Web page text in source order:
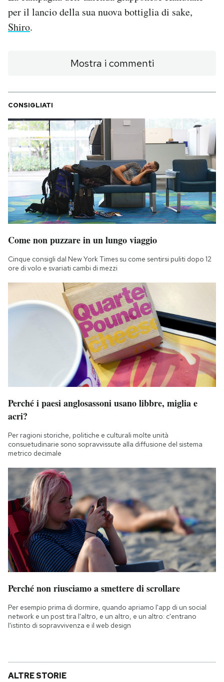
Notifiche mobile
per il lancio della sua nuova bottiglia di sake,
Shiro.
Mostra i commenti
CONSIGLIATI
Come non puzzare in un lungo viaggio
Cinque consigli dal New York Times su come sentirsi puliti dopo 12
ore di volo e svariati cambi di mezzi
Perché i paesi anglosassoni usano libbre, miglia e
acri?
Per ragioni storiche, politiche e culturali molte unità
consuetudinarie sono sopravvissute alla diffusione del sistema
metrico decimale
Perché non riusciamo a smettere di scrollare
Per esempio prima di dormire, quando apriamo l'app di un social
network e un post tira l'altro, e un altro, e un altro: c'entrano
l'istinto di sopravvivenza e il web design
ALTRE STORIE